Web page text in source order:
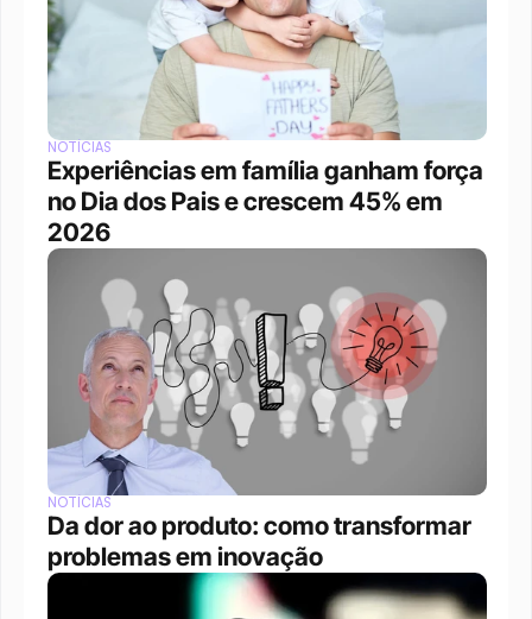
NOTÍCIAS
Experiências em família ganham força
no Dia dos Pais e crescem 45% em
2026
NOTÍCIAS
Da dor ao produto: como transformar
problemas em inovação